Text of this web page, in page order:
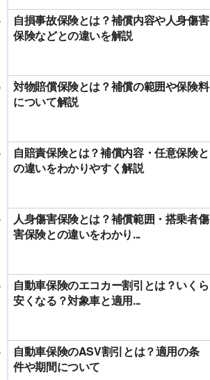
自損事故保険とは？補償内容や人身傷害
保険などとの違いを解説
対物賠償保険とは？補償の範囲や保険料
について解説
自賠責保険とは？補償内容・任意保険と
の違いをわかりやすく解説
人身傷害保険とは？補償範囲・搭乗者傷
害保険との違いをわかり...
自動車保険のエコカー割引とは？いくら
安くなる？対象車と適用...
自動車保険のASV割引とは？適用の条
件や期間について